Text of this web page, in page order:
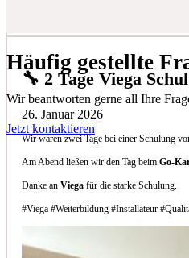
🔧 2 Tage Viega
26. Januar 2026
Wir waren zwei Tage bei einer Schulung
Am Abend ließen wir den Tag beimGo-
Danke anViega für die starke Schulung.
#Viega #Weiterbildung #Installateur
Häufig gestellte
Wir beantworten gerne all Ihre
Jetzt kontaktieren
Welche Arten von